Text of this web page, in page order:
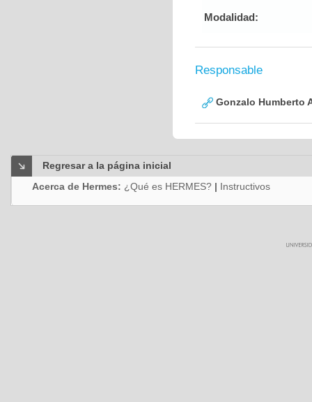
Modalidad:
Responsable
Gonzalo Humberto
Regresar a la página inicial
Acerca de Hermes: ¿Qué es HERMES? | Instructivos